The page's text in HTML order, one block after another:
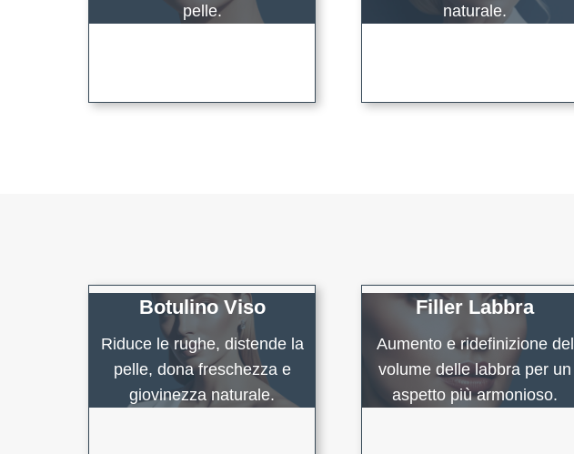
pelle.
naturale.
Botulino Viso
Riduce le rughe, distende la
pelle, dona freschezza e
giovinezza naturale.
Filler Labbra
Aumento e ridefinizione del
volume delle labbra per un
aspetto più armonioso.